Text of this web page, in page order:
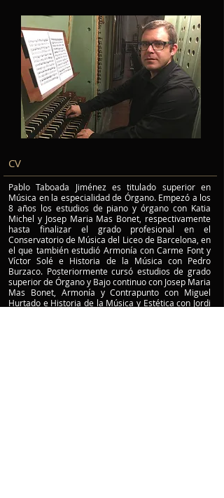
CV
Pablo Taboada Jiménez es titulado superior en
Música en la especialidad de Órgano. Empezó a los
8 años los estudios de piano y órgano con Katia
Michel y Josep Maria Mas Bonet, respectivamente
hasta finalizar el grado profesional en el
Conservatorio de Música del Liceo de Barcelona, en
el que también estudió Armonía con Carme Font y
Víctor Solé e Historia de la Música con Pedro
Burzaco. Posteriormente cursó estudios de grado
superior de Órgano y Bajo continuo con Josep Maria
Mas Bonet, Armonía y Contrapunto con Miguel
Hurtado e Historia de la Música y Estética con Jordi